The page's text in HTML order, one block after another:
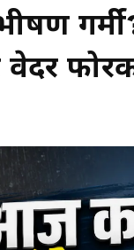
वेदर